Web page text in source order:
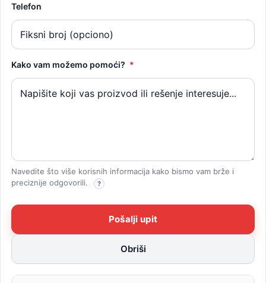
Telefon
Kako vam možemo pomoći? *
Navedite što više korisnih informacija kako bismo vam brže i
preciznije odgovorili.
?